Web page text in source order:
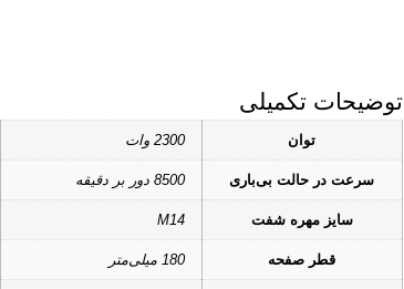
توضیحات تکمیلی
توان 2300 وات
سرعت در حالت بی‌باری 8500 دور بر دقیقه
سایز مهره شفت M14
قطر صفحه 180 میلی‌متر